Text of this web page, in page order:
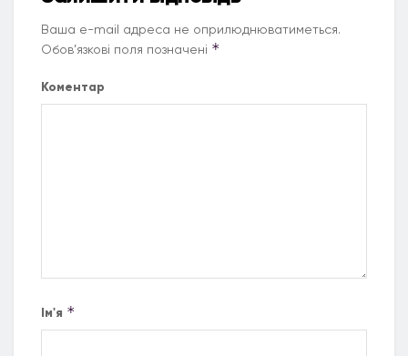
Ваша e-mail адреса не оприлюднюватиметься.
Обов’язкові поля позначені *
Коментар
Ім'я *